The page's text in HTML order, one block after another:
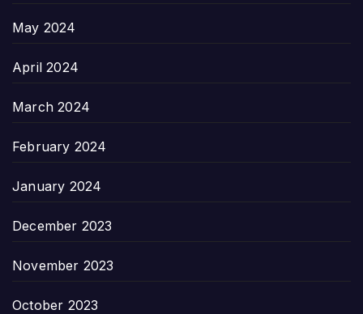
May 2024
April 2024
March 2024
February 2024
January 2024
December 2023
November 2023
October 2023